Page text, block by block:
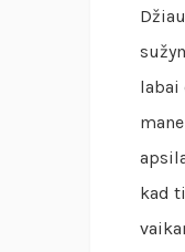
labai
kad